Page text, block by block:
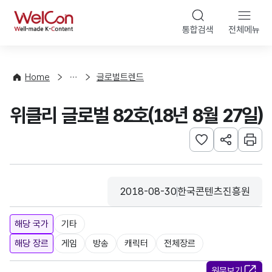
WelCon 통합검색 전체메뉴
Home
향
계
글로벌트렌드
위클리 글로벌 82호(18년 8월 27일)
관심사 등록하기
URL 공유하
인쇄
등록일
2018-08-30
수집기관
한국콘텐츠진흥원
해당 국가
기타
해당 장르
게임 방송 캐릭터 전체장르